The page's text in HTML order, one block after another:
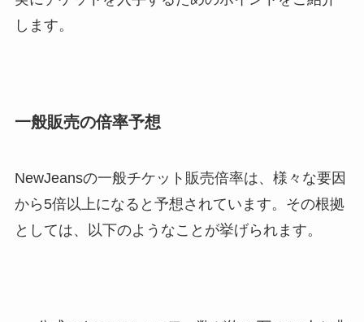
します。
一般販売の倍率予想
NewJeansの一般チケット販売倍率は、様々な要因
から5倍以上になると予想されています。その根拠
としては、以下のようなことが挙げられます。